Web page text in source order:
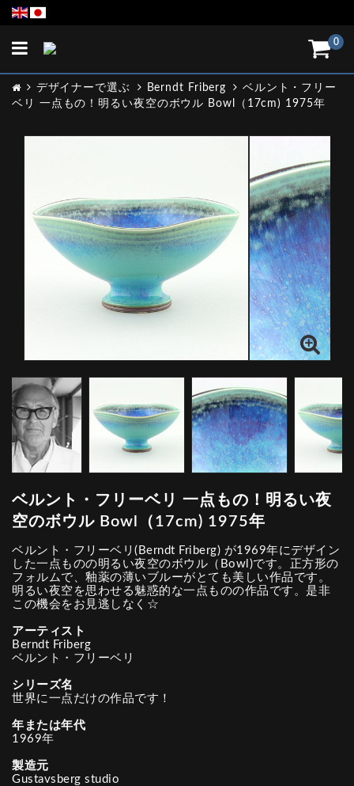
0
Toggle
デザイナーで選ぶ Berndt Friberg
ベルント・フリー
ベリ 一点もの！明るい夜空のボウル Bowl（17cm) 1975年
ベルント・フリーベリ 一点もの！明るい夜
空のボウル Bowl（17cm) 1975年
ベルント・フリーベリ(Berndt Friberg) が1969年にデザイン
した一点ものの明るい夜空のボウル（Bowl)です。正方形の
フォルムで、釉薬の薄いブルーがとても美しい作品です。
明るい夜空を思わせる魅惑的な一点ものの作品です。是非
この機会をお見逃しなく☆
アーティスト
Berndt Friberg
ベルント・フリーベリ
シリーズ名
世界に一点だけの作品です！
年または年代
1969年
製造元
Gustavsberg studio